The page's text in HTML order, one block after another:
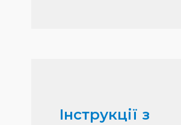
Інструкції з